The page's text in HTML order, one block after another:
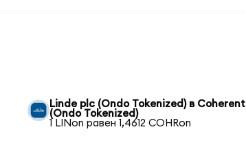
Linde plc (Ondo Tokenized) в Coherent
(Ondo Tokenized)
1 LINon равен 1,4612 COHRon